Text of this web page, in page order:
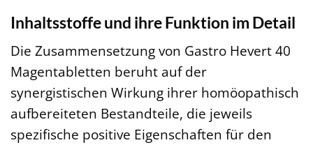
Inhaltsstoffe und ihre Funktion im Detail
Die Zusammensetzung von Gastro Hevert 40
Magentabletten beruht auf der
synergistischen Wirkung ihrer homöopathisch
aufbereiteten Bestandteile, die jeweils
spezifische positive Eigenschaften für den